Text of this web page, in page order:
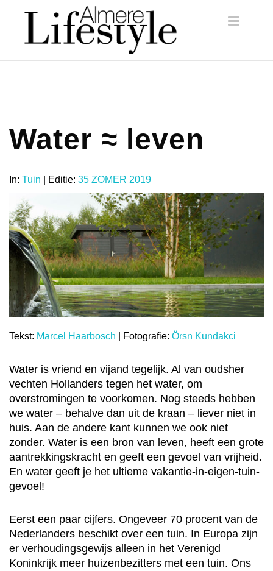
Toggle
Water ≈ leven
In: Tuin | Editie: 35 ZOMER 2019
Tekst: Marcel Haarbosch | Fotografie: Örsn Kundakci
Water is vriend en vijand tegelijk. Al van oudsher
vechten Hollanders tegen het water, om
overstromingen te voorkomen. Nog steeds hebben
we water – behalve dan uit de kraan – liever niet in
huis. Aan de andere kant kunnen we ook niet
zonder. Water is een bron van leven, heeft een grote
aantrekkingskracht en geeft een gevoel van vrijheid.
En water geeft je het ultieme vakantie-in-eigen-tuin-
gevoel!
Eerst een paar cijfers. Ongeveer 70 procent van de
Nederlanders beschikt over een tuin. In Europa zijn
er verhoudingsgewijs alleen in het Verenigd
Koninkrijk meer huizenbezitters met een tuin. Ons